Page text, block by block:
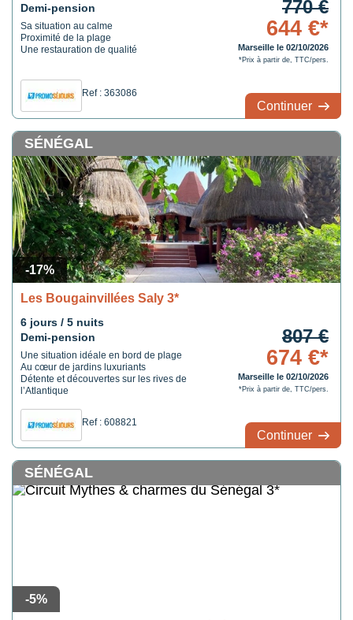
Demi-pension
Sa situation au calme
Proximité de la plage
Une restauration de qualité
Ref : 363086
770 €
644 €*
Marseille le 02/10/2026
*Prix à partir de, TTC/pers.
Continuer
-17%
SÉNÉGAL
Les Bougainvillées Saly 3*
6 jours / 5 nuits
Demi-pension
Une situation idéale en bord de plage
Au cœur de jardins luxuriants
Détente et découvertes sur les rives de
l’Atlantique
Ref : 608821
807 €
674 €*
Marseille le 02/10/2026
*Prix à partir de, TTC/pers.
Continuer
-5%
SÉNÉGAL